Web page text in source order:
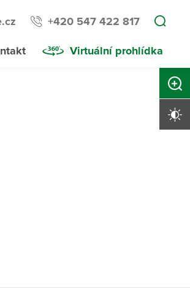
+420 547 422 817
Virtuální prohlídka